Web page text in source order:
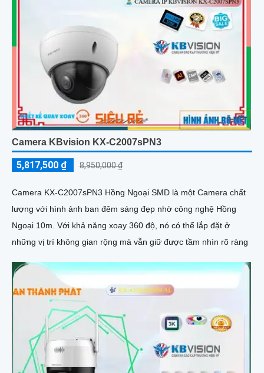
Camera KBvision KX-C2007sPN3
5,817,500 ₫ 8,950,000 ₫
Camera KX-C2007sPN3 Hồng Ngoại SMD là một Camera chất
lượng với hình ảnh ban đêm sáng đẹp nhờ công nghệ Hồng
Ngoại 10m. Với khả năng xoay 360 độ, nó có thể lắp đặt ở
những vị trí không gian rộng mà vẫn giữ được tầm nhìn rõ ràng